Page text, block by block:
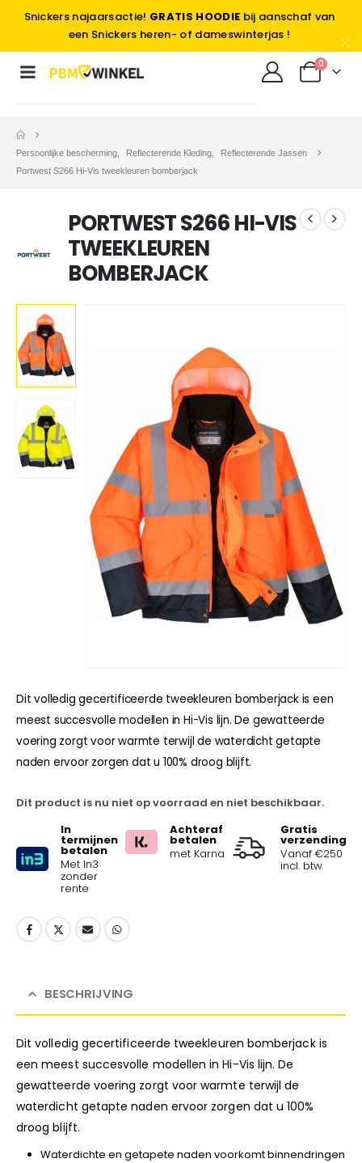
Snickers najaarsactie! GRATIS HOODIE bij aanschaf van
een Snickers heren- of dameswinterjas !
0
Persoonlijke bescherming Reflecterende Kleding
Reflecterende Jassen
Portwest S266 Hi-Vis tweekleuren bomberjack
PORTWEST S266 HI-VIS
TWEEKLEUREN
BOMBERJACK
Dit volledig gecertificeerde tweekleuren bomberjack is een
meest succesvolle modellen in Hi-Vis lijn. De gewatteerde
voering zorgt voor warmte terwijl de waterdicht getapte
naden ervoor zorgen dat u 100% droog blijft.
Dit product is nu niet op voorraad en niet beschikbaar.
In
termijnen
betalen
Met In3
zonder
rente
Achteraf
betalen
met Karna
Gratis
verzending
Vanaf €250
incl. btw
BESCHRIJVING
Dit volledig gecertificeerde tweekleuren bomberjack is
een meest succesvolle modellen in Hi-Vis lijn. De
gewatteerde voering zorgt voor warmte terwijl de
waterdicht getapte naden ervoor zorgen dat u 100%
droog blijft.
Waterdichte en getapete naden voorkomt binnendringen